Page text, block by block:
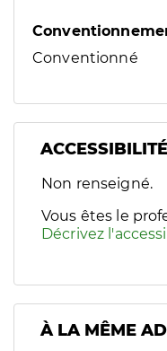
Conventionné
ACCESSIBILITÉ
Filtres
Sélectionnez un ou
Non renseigné.
Vous êtes le
Décrivez
À LA MÊME